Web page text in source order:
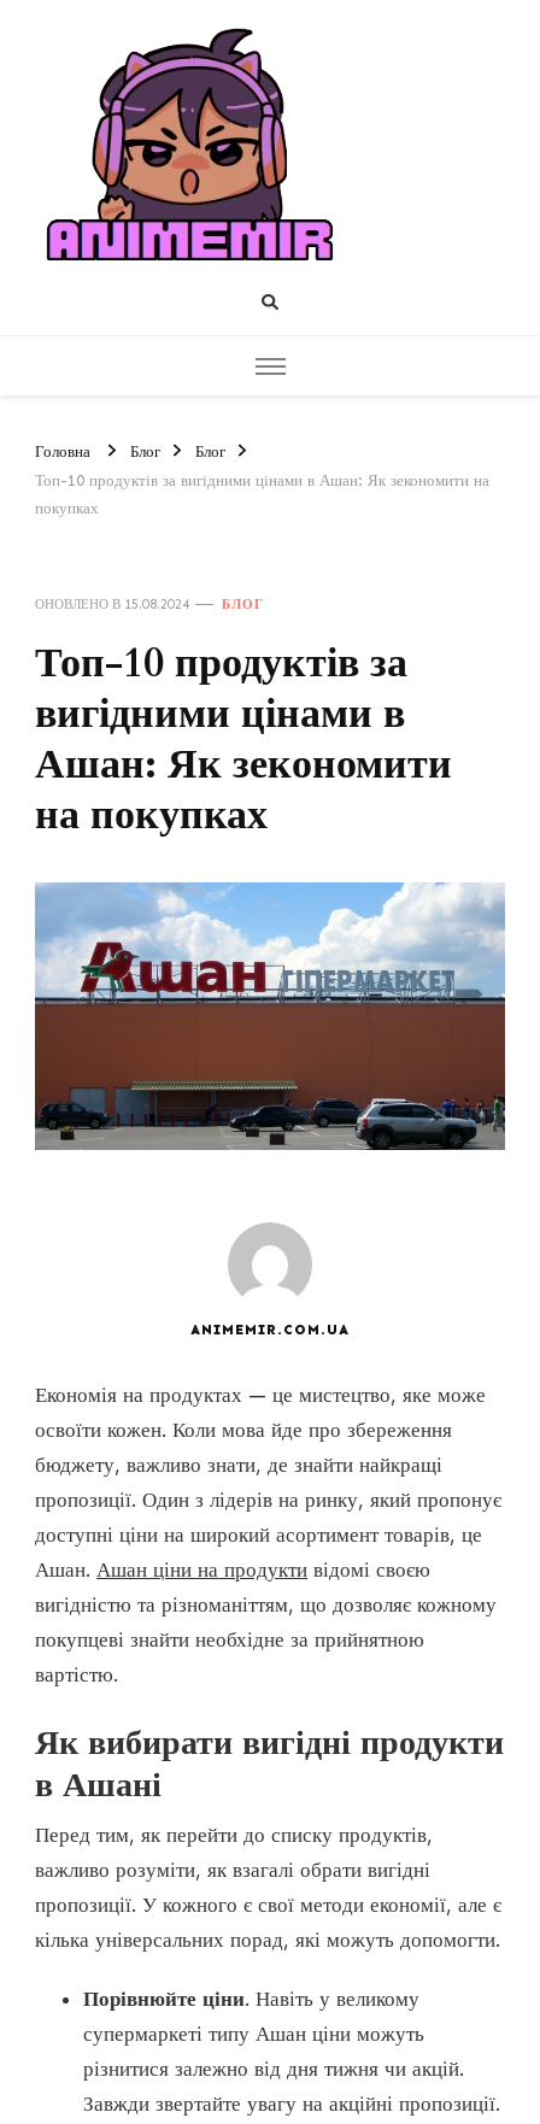
Головна Блог
Блог
Топ-10 продуктів за вигідними цінами в Ашан: Як зекономити на
покупках
ОНОВЛЕНО В 15.08.2024 БЛОГ
Топ-10 продуктів за
вигідними цінами в
Ашан: Як зекономити
на покупках
ANIMEMIR.COM.UA
Економія на продуктах — це мистецтво, яке може
освоїти кожен. Коли мова йде про збереження
бюджету, важливо знати, де знайти найкращі
пропозиції. Один з лідерів на ринку, який пропонує
доступні ціни на широкий асортимент товарів, це
Ашан. Ашан ціни на продукти відомі своєю
вигідністю та різноманіттям, що дозволяє кожному
покупцеві знайти необхідне за прийнятною
вартістю.
Як вибирати вигідні продукти
в Ашані
Перед тим, як перейти до списку продуктів,
важливо розуміти, як взагалі обрати вигідні
пропозиції. У кожного є свої методи економії, але є
кілька універсальних порад, які можуть допомогти.
Порівнюйте ціни. Навіть у великому
супермаркеті типу Ашан ціни можуть
різнитися залежно від дня тижня чи акцій.
Завжди звертайте увагу на акційні пропозиції.